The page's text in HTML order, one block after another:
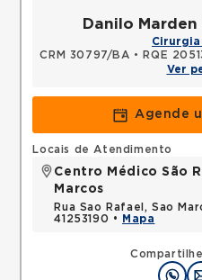
Danilo Marden
Cirurgia
CRM 30797/BA • RQE
Ver
Agende
Locais de Atendimento
Centro Médico São
Marcos
Rua Sao Rafael, Sao
41253190 •
Mapa